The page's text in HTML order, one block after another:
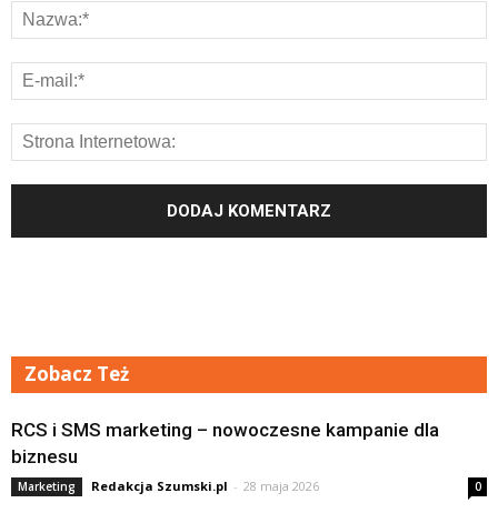
Zobacz Też
RCS i SMS marketing – nowoczesne kampanie dla
biznesu
Marketing Redakcja Szumski.pl - 28 maja 2026 0